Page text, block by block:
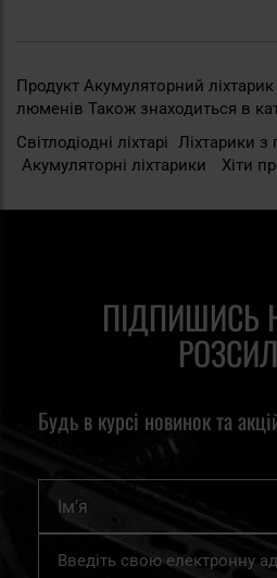
Продукт Акумуляторний
люменів Також знаходиться в
Світлодіодні ліхтарі
Ліхтарики з
Акумуляторні ліхтарики
Хіти
ПІДПИШИСЬ
Будь в курсі новинок та
Підпишіться